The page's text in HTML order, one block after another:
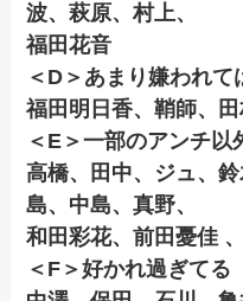
波、萩原、村上、
福田花音
＜D＞あまり嫌われて
福田明日香、鞘師、
＜E＞一部のアンチ以
高橋、田中、ジュ、
島、中島、真野、
和田彩花、前田憂佳
＜F＞好かれ過ぎてる